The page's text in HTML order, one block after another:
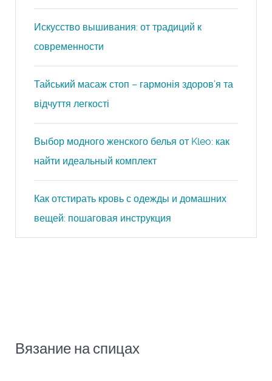
Искусство вышивания: от традиций к
современности
Тайський масаж стоп – гармонія здоров’я та
відчуття легкості
Выбор модного женского белья от Kleo: как
найти идеальный комплект
Как отстирать кровь с одежды и домашних
вещей: пошаговая инструкция
Вязание на спицах